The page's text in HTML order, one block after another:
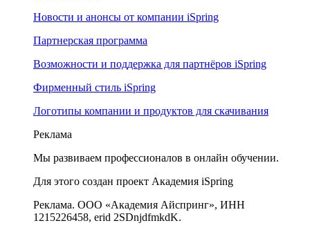
Новости и анонсы от компании iSpring
Партнерская программа
Возможности и поддержка для партнёров iSpring
Фирменный стиль iSpring
Логотипы компании и продуктов для скачивания
Реклама
Мы развиваем профессионалов в онлайн обучении.
Для этого создан проект Академия iSpring
Реклама. ООО «Академия Айспринг», ИНН
1215226458, erid 2SDnjdfmkdK.